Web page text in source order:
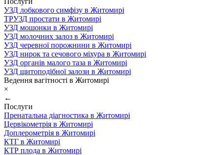
УЗД лобкового симфізу в Житомирі
ТРУЗД простати в Житомирі
УЗД мошонки в Житомирі
УЗД молочних залоз в Житомирі
УЗД черевної порожнини в Житомирі
УЗД нирок та сечового міхура в Житомирі
УЗД органів малого таза в Житомирі
УЗД щитоподібної залози в Житомирі
Ведення вагітності в Житомирі
×
←
Послуги
Пренатальна діагностика в Житомирі
Цервікометрія в Житомирі
Доплерометрія в Житомирі
КТГ в Житомирі
КТР плода в Житомирі